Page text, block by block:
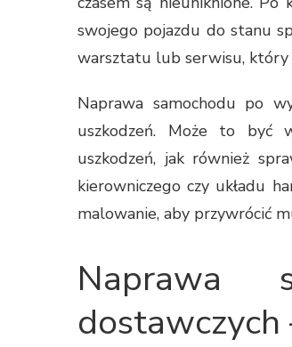
swojego pojazdu do stanu
warsztatu lub serwisu, który
Naprawa samochodu po
uszkodzeń. Może to być
uszkodzeń, jak również
kierowniczego czy układu
malowanie, aby przywrócić
Naprawa